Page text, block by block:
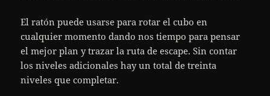
El ratón puede usarse para rotar el cubo en
cualquier momento dando nos tiempo para pensar
el mejor plan y trazar la ruta de escape. Sin contar
los niveles adicionales hay un total de treinta
niveles que completar.